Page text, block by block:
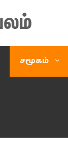
சமூகம்